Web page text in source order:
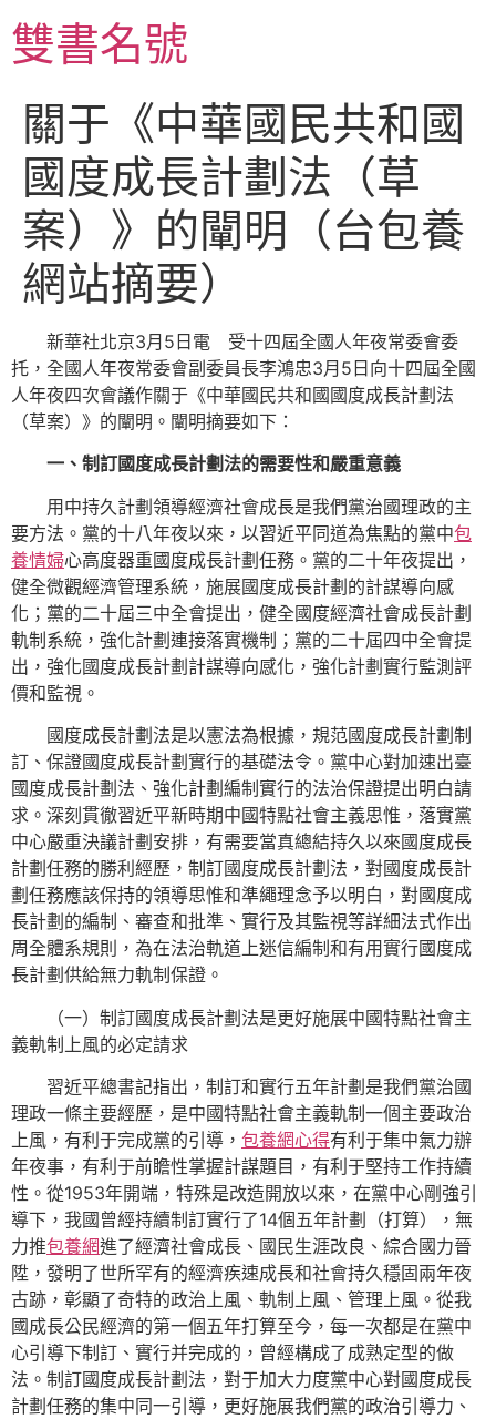
至
主雙書名號
關于《中華國民共和國
國度成長計劃法（草
案）》的闡明（台包養
網站摘要）
新華社北京3月5日電 受十四屆全國人年夜常委會委
托，全國人年夜常委會副委員長李鴻忠3月5日向十四屆全國
人年夜四次會議作關于《中華國民共和國國度成長計劃法
（草案）》的闡明。闡明摘要如下：
一、制訂國度成長計劃法的需要性和嚴重意義
用中持久計劃領導經濟社會成長是我們黨治國理政的主
要方法。黨的十八年夜以來，以習近平同道為焦點的黨中包
養情婦心高度器重國度成長計劃任務。黨的二十年夜提出，
健全微觀經濟管理系統，施展國度成長計劃的計謀導向感
化；黨的二十屆三中全會提出，健全國度經濟社會成長計劃
軌制系統，強化計劃連接落實機制；黨的二十屆四中全會提
出，強化國度成長計劃計謀導向感化，強化計劃實行監測評
價和監視。
國度成長計劃法是以憲法為根據，規范國度成長計劃制
訂、保證國度成長計劃實行的基礎法令。黨中心對加速出臺
國度成長計劃法、強化計劃編制實行的法治保證提出明白請
求。深刻貫徹習近平新時期中國特點社會主義思惟，落實黨
中心嚴重決議計劃安排，有需要當真總結持久以來國度成長
計劃任務的勝利經歷，制訂國度成長計劃法，對國度成長計
劃任務應該保持的領導思惟和準繩理念予以明白，對國度成
長計劃的編制、審查和批準、實行及其監視等詳細法式作出
周全體系規則，為在法治軌道上迷信編制和有用實行國度成
長計劃供給無力軌制保證。
（一）制訂國度成長計劃法是更好施展中國特點社會主
義軌制上風的必定請求
習近平總書記指出，制訂和實行五年計劃是我們黨治國
理政一條主要經歷，是中國特點社會主義軌制一個主要政治
上風，有利于完成黨的引導， 包養網心得有利于集中氣力辦
年夜事，有利于前瞻性掌握計謀題目，有利于堅持工作持續
性。從1953年開端，特殊是改造開放以來，在黨中心剛強引
導下，我國曾經持續制訂實行了14個五年計劃（打算），無
力推包養網進了經濟社會成長、國民生涯改良、綜合國力晉
陞，發明了世所罕有的經濟疾速成長和社會持久穩固兩年夜
古跡，彰顯了奇特的政治上風、軌制上風、管理上風。從我
國成長公民經濟的第一個五年打算至今，每一次都是在黨中
心引導下制訂、實行并完成的，曾經構成了成熟定型的做
法。制訂國度成長計劃法，對于加大力度黨中心對國度成長
計劃任務的集中同一引導，更好施展我們黨的政治引導力、